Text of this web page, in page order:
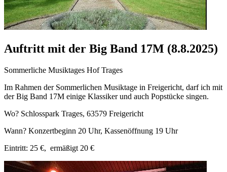
Auftritt mit der Big Band 17M (8.8.2025)
Sommerliche Musiktages Hof Trages
Im Rahmen der Sommerlichen Musiktage in Freigericht, darf ich mit
der Big Band 17M einige Klassiker und auch Popstücke singen.
Wo? Schlosspark Trages, 63579 Freigericht
Wann? Konzertbeginn 20 Uhr, Kassenöffnung 19 Uhr
Eintritt: 25 €, ermäßigt 20 €